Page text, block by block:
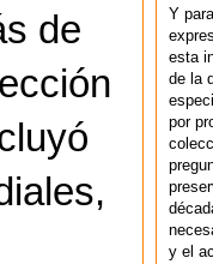
de
Y
esta
de la
por
y el